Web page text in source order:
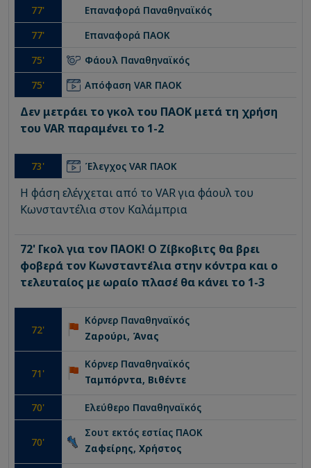
77' Επαναφορά Παναθηναϊκός
77' Επαναφορά ΠΑΟΚ
75' Φάουλ Παναθηναϊκός
75' Απόφαση VAR ΠΑΟΚ
Δεν μετράει το γκολ του ΠΑΟΚ μετά τη χρήση
του VAR παραμένει το 1-2
73' Έλεγχος VAR ΠΑΟΚ
Η φάση ελέγχεται από το VAR για φάουλ του
Κωνσταντέλια στον Καλάμπρια
72' Γκολ για τον ΠΑΟΚ! Ο Ζίβκοβιτς θα βρει
φοβερά τον Κωνσταντέλια στην κόντρα και ο
τελευταίος με ωραίο πλασέ θα κάνει το 1-3
72'
Κόρνερ Παναθηναϊκός
Ζαρούρι, Άνας
71 '
Κόρνερ Παναθηναϊκός
Ταμπόρντα, Βιθέντε
70' Ελεύθερο Παναθηναϊκός
70'
Σουτ εκτός εστίας ΠΑΟΚ
Ζαφείρης, Χρήστος